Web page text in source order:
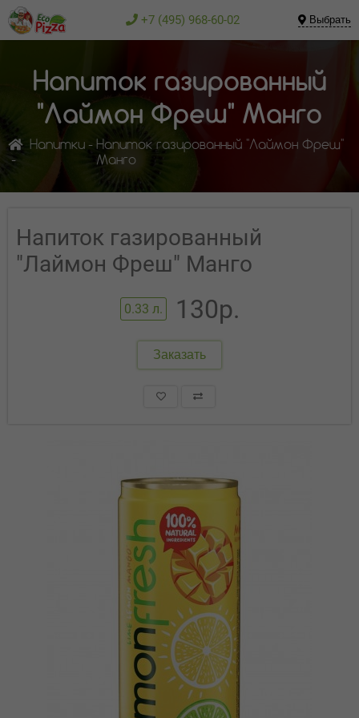
+7 (495) 968-60-02 Выбрать
Напиток газированный
"Лаймон Фреш" Манго
Напитки
Напиток газированный "Лаймон Фреш"
Манго
Напиток газированный
"Лаймон Фреш" Манго
0.33 л. 130р.
Заказать